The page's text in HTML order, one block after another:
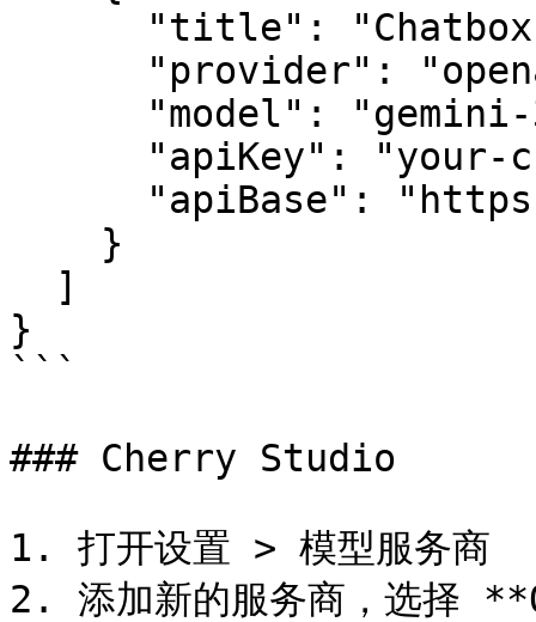
}
```
### Cherry Studio
1. 打开设置 > 模型服务商
2. 添加新的服务商，选择